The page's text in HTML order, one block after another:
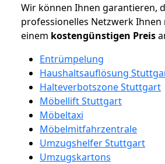
Wir können Ihnen garantieren,
professionelles Netzwerk Ihnen
einem kostengünstigen Preis
Entrümpelung
Haushaltsauflösung
Halteverbotszone Stuttgart
Möbellift Stuttgart
Möbeltaxi
Möbelmitfahrzentrale
Umzugshelfer Stuttgart
Umzugskartons